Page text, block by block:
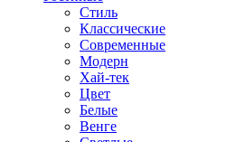
Стиль
Классические
Современные
Модерн
Хай-тек
Цвет
Белые
Венге